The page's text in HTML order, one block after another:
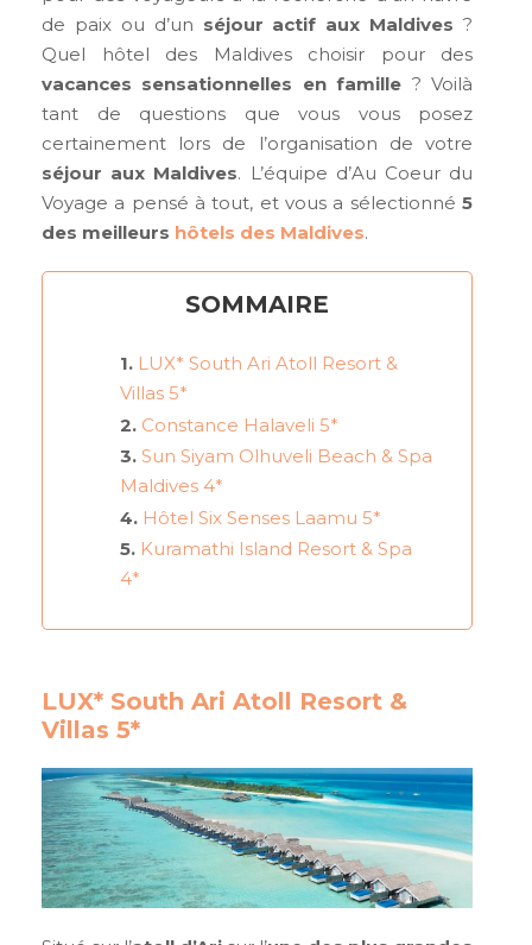
de paix ou d’un séjour actif aux Maldives ?
Quel hôtel des Maldives choisir pour des
vacances sensationnelles en famille ? Voilà
tant de questions que vous vous posez
certainement lors de l’organisation de votre
séjour aux Maldives. L’équipe d’Au Coeur du
Voyage a pensé à tout, et vous a sélectionné 5
des meilleurs hôtels des Maldives.
SOMMAIRE
LUX* South Ari Atoll Resort &
Villas 5*
Constance Halaveli 5*
Sun Siyam Olhuveli Beach & Spa
Maldives 4*
Hôtel Six Senses Laamu 5*
Kuramathi Island Resort & Spa
4*
LUX* South Ari Atoll Resort &
Villas 5*